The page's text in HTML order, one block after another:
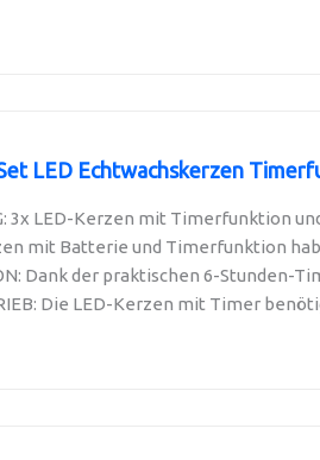
LED Echtwachskerzen
3x LED-Kerzen mit Timerfunktion
mit Batterie und Timerfunktion
Dank der praktischen 6-Stunden-
Die LED-Kerzen mit Timer